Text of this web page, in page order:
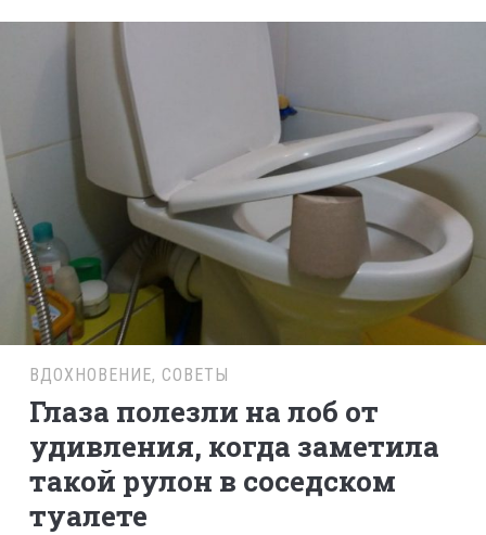
ВДОХНОВЕНИЕ, СОВЕТЫ
Глаза полезли на лоб от
удивления, когда заметила
такой рулон в соседском
туалете